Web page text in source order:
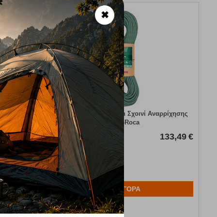
42,00 €
Riglos 8.4 60m Green Σχοινί Αναρρίχησης
Fixe-Roca
Κωδικός: FRE-18215
Άμεσα
διαθέσιμο
133,49 €
ΑΓΟΡΑ
Αγαπημένα
✖